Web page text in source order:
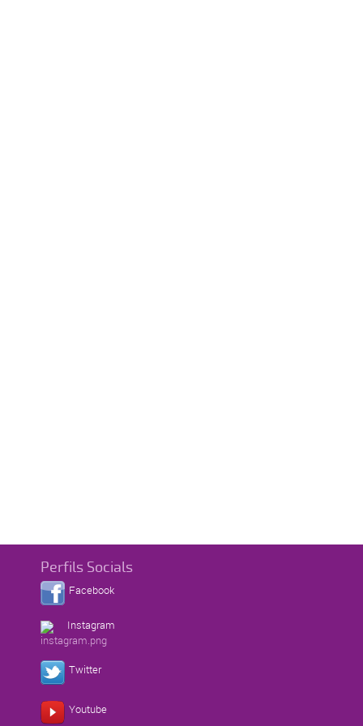
Perfils Socials
Facebook
Instagram
Twitter
Youtube